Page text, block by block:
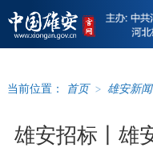
当前位置： 首页 > 雄安新闻
雄安招标丨雄